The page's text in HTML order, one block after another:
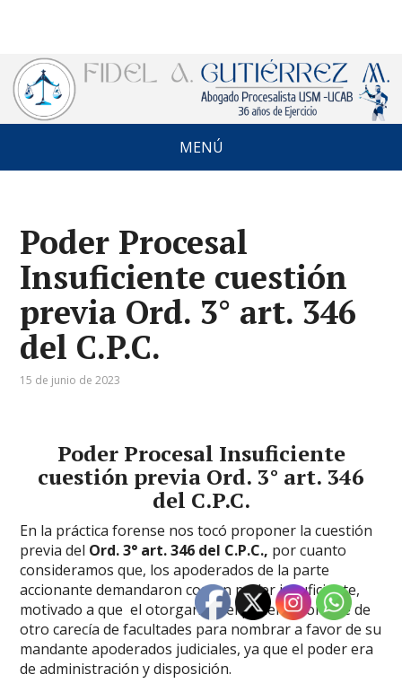
MENÚ
Poder Procesal
Insuficiente cuestión
previa Ord. 3° art. 346
del C.P.C.
15 de junio de 2023
Poder Procesal Insuficiente
cuestión previa Ord. 3° art. 346
del C.P.C.
En la práctica forense nos tocó proponer la cuestión
previa del Ord. 3° art. 346 del C.P.C., por cuanto
consideramos que, los apoderados de la parte
accionante demandaron con un poder insuficiente,
motivado a que el otorgante del poder a nombre de
otro carecía de facultades para nombrar a favor de su
mandante apoderados judiciales, ya que el poder era
de administración y disposición.